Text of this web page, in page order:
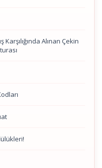
Alınan Çekin